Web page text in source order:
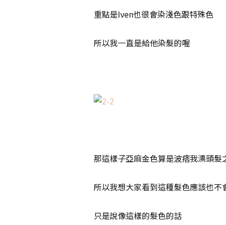
重點是Iven也很會染淺色跟特殊色
所以我一直是給他染髮的喔
那這樣子亞麻金色算是波痞我漂頭髮
所以我想大家看到這種髮色應該也不
只是說像這樣的髮色的話